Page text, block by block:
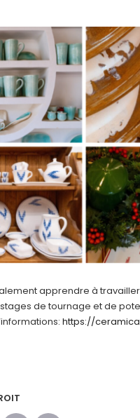
apprendre à
de tournage et de
https://